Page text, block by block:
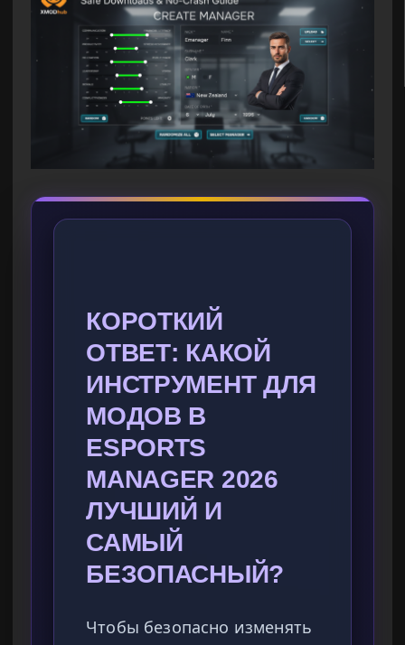
КОРОТКИЙ
ОТВЕТ: КАКОЙ
ИНСТРУМЕНТ ДЛЯ
МОДОВ В
ESPORTS
MANAGER 2026
ЛУЧШИЙ И
САМЫЙ
БЕЗОПАСНЫЙ?
Чтобы безопасно изменять